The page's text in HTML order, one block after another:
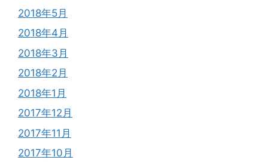
2018年5月
2018年4月
2018年3月
2018年2月
2018年1月
2017年12月
2017年11月
2017年10月